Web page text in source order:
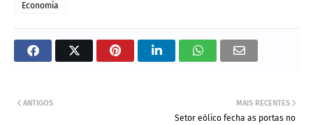
Economia
MAIS RECENTES
Setor eólico fecha as portas no
ANTIGOS